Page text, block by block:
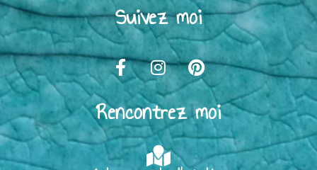
Suivez moi
Rencontrez moi